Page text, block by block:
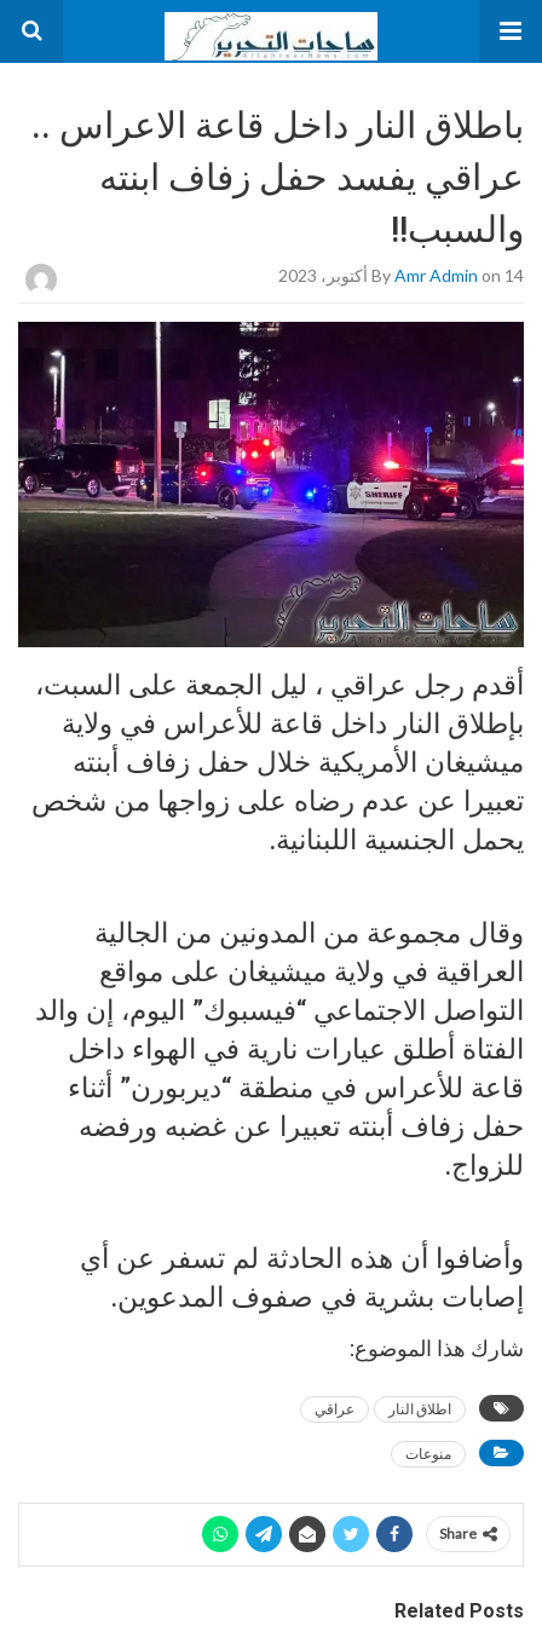
باطلاق النار داخل قاعة الاعراس ..
عراقي يفسد حفل زفاف ابنته
والسبب!!
ByAmr Admin on 14 أكتوبر، 2023
أقدم رجل عراقي ، ليل الجمعة على السبت،
بإطلاق النار داخل قاعة للأعراس في ولاية
ميشيغان الأمريكية خلال حفل زفاف أبنته
تعبيرا عن عدم رضاه على زواجها من شخص
يحمل الجنسية اللبنانية.
وقال مجموعة من المدونين من الجالية
العراقية في ولاية ميشيغان على مواقع
التواصل الاجتماعي “فيسبوك” اليوم، إن والد
الفتاة أطلق عيارات نارية في الهواء داخل
قاعة للأعراس في منطقة “ديربورن” أثناء
حفل زفاف أبنته تعبيرا عن غضبه ورفضه
للزواج.
وأضافوا أن هذه الحادثة لم تسفر عن أي
إصابات بشرية في صفوف المدعوين.
شارك هذا الموضوع:
اطلاق النار عراقي
منوعات
Share
Related Posts